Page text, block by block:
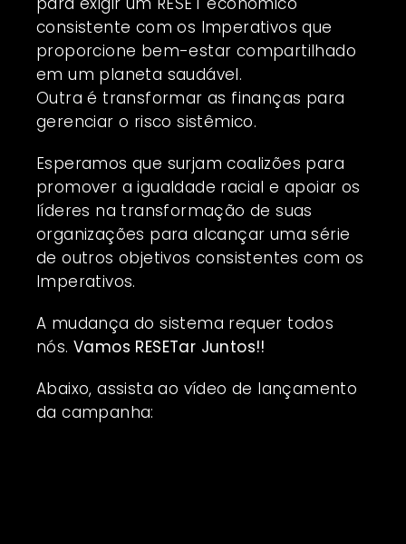
consistente com os Imperativos que
proporcione bem-estar compartilhado
em um planeta saudável.
Outra é transformar as finanças para
gerenciar o risco sistêmico.
Esperamos que surjam coalizões para
promover a igualdade racial e apoiar os
líderes na transformação de suas
organizações para alcançar uma série
de outros objetivos consistentes com os
Imperativos.
A mudança do sistema requer todos
nós. Vamos RESETar Juntos!!
Abaixo, assista ao vídeo de lançamento
da campanha: